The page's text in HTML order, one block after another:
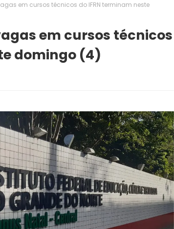
em cursos técnicos do IFRN terminam neste
em cursos técnicos
domingo (4)